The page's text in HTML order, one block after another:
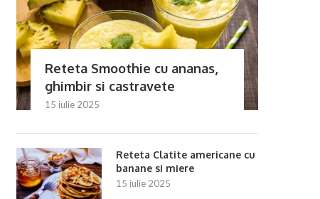
Reteta Sos de roșii confiate și ardei
iute
24 iunie 2025
Reteta Sos de rodie cu
pentru pui...
24 iunie 2025
Reteta Smoothie cu ananas,
ghimbir si castravete
15 iulie 2025
Reteta Clatite americane cu
banane si miere
15 iulie 2025